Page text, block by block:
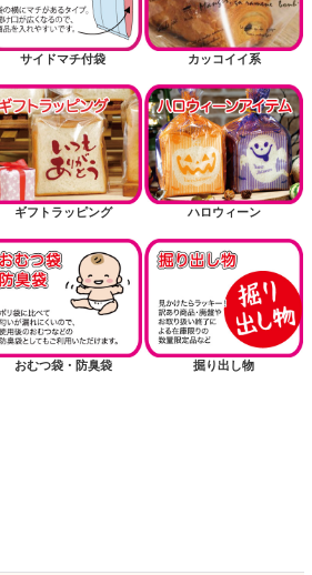
サイドマチ付袋 カッコイイ系
ギフトラッピング ハロウィーン
おむつ袋・防臭袋 掘り出し物